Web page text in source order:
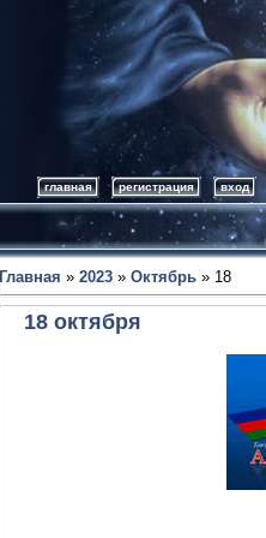
главная регистрация вход
Главная » 2023 » Октябрь » 18
18 октября